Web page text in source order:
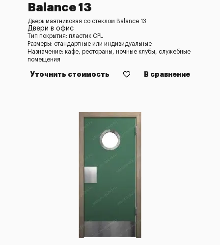
Balance 13
Дверь маятниковая со стеклом Balance 13
Двери в офис
Тип покрытия: пластик CPL
Размеры: стандартные или индивидуальные
Назначение: кафе, рестораны, ночные клубы, служебные
помещения
Уточнить стоимость В сравнение